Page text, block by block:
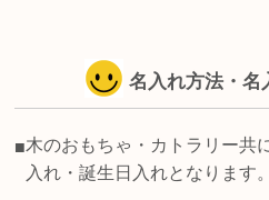
名入れ方法・名
■木のおもちゃ・カトラリー共
入れ・誕生日入れとなります。